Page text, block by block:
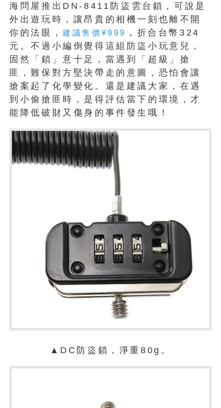
海問屋推出DN-8411防盜雲台鎖，可說是
外出遊玩時，讓昂貴的相機一刻也離不開
你的法眼，建議售價¥999
，折合台幣324
元。不過小編倒覺得這組防盜小玩意兒，
固然「鎖」意十足，當遇到「超級」搶
匪，難保對方堅決帶走的意圖，恐怕會讓
搶案起了化學變化。還是建議大家，在遇
到小偷搶匪時，是得評估當下的環境，才
能降低破財又傷身的事件發生哦！
▲DC防盜鎖，淨重80g。